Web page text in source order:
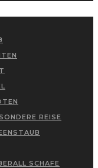
REISE
SCHAFE